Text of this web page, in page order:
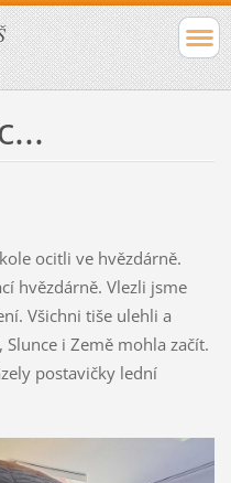
ocitli ve hvězdárně.
hvězdárně. Vlezli jsme
Všichni tiše ulehli a
i Země mohla začít.
postavičky lední